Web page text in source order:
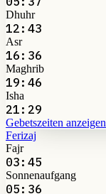
Dhuhr
12:43
Asr
16:36
Maghrib
19:46
Isha
21:29
Gebetszeiten anzeigen
Ferizaj
Fajr
03:45
Sonnenaufgang
05:36